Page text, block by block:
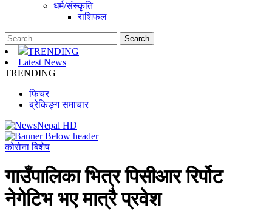
धर्म/संस्कृति
राशिफल
TRENDING
Latest News
TRENDING
फिचर
ब्रेकिङ्ग समाचार
कोरोना बिशेष
गाउँपालिका भित्र पिसीआर रिर्पोट
नेगेटिभ भए मात्रै प्रवेश